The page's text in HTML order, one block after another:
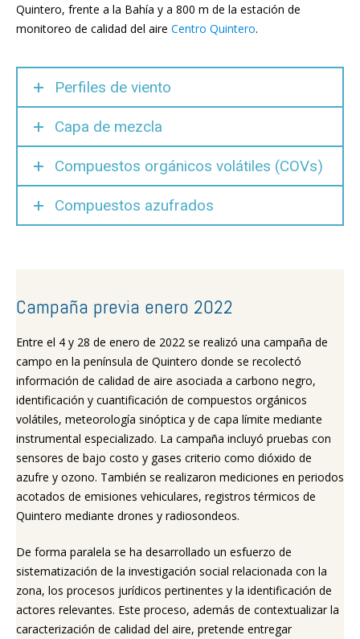
Quintero, frente a la Bahía y a 800 m de la estación de
monitoreo de calidad del aire Centro Quintero.
Perfiles de viento
Capa de mezcla
Compuestos orgánicos volátiles (COVs)
Compuestos azufrados
Campaña previa enero 2022
Entre el 4 y 28 de enero de 2022 se realizó una campaña de
campo en la península de Quintero donde se recolectó
información de calidad de aire asociada a carbono negro,
identificación y cuantificación de compuestos orgánicos
volátiles, meteorología sinóptica y de capa límite mediante
instrumental especializado. La campaña incluyó pruebas con
sensores de bajo costo y gases criterio como dióxido de
azufre y ozono. También se realizaron mediciones en periodos
acotados de emisiones vehiculares, registros térmicos de
Quintero mediante drones y radiosondeos.
De forma paralela se ha desarrollado un esfuerzo de
sistematización de la investigación social relacionada con la
zona, los procesos jurídicos pertinentes y la identificación de
actores relevantes. Este proceso, además de contextualizar la
caracterización de calidad del aire, pretende entregar